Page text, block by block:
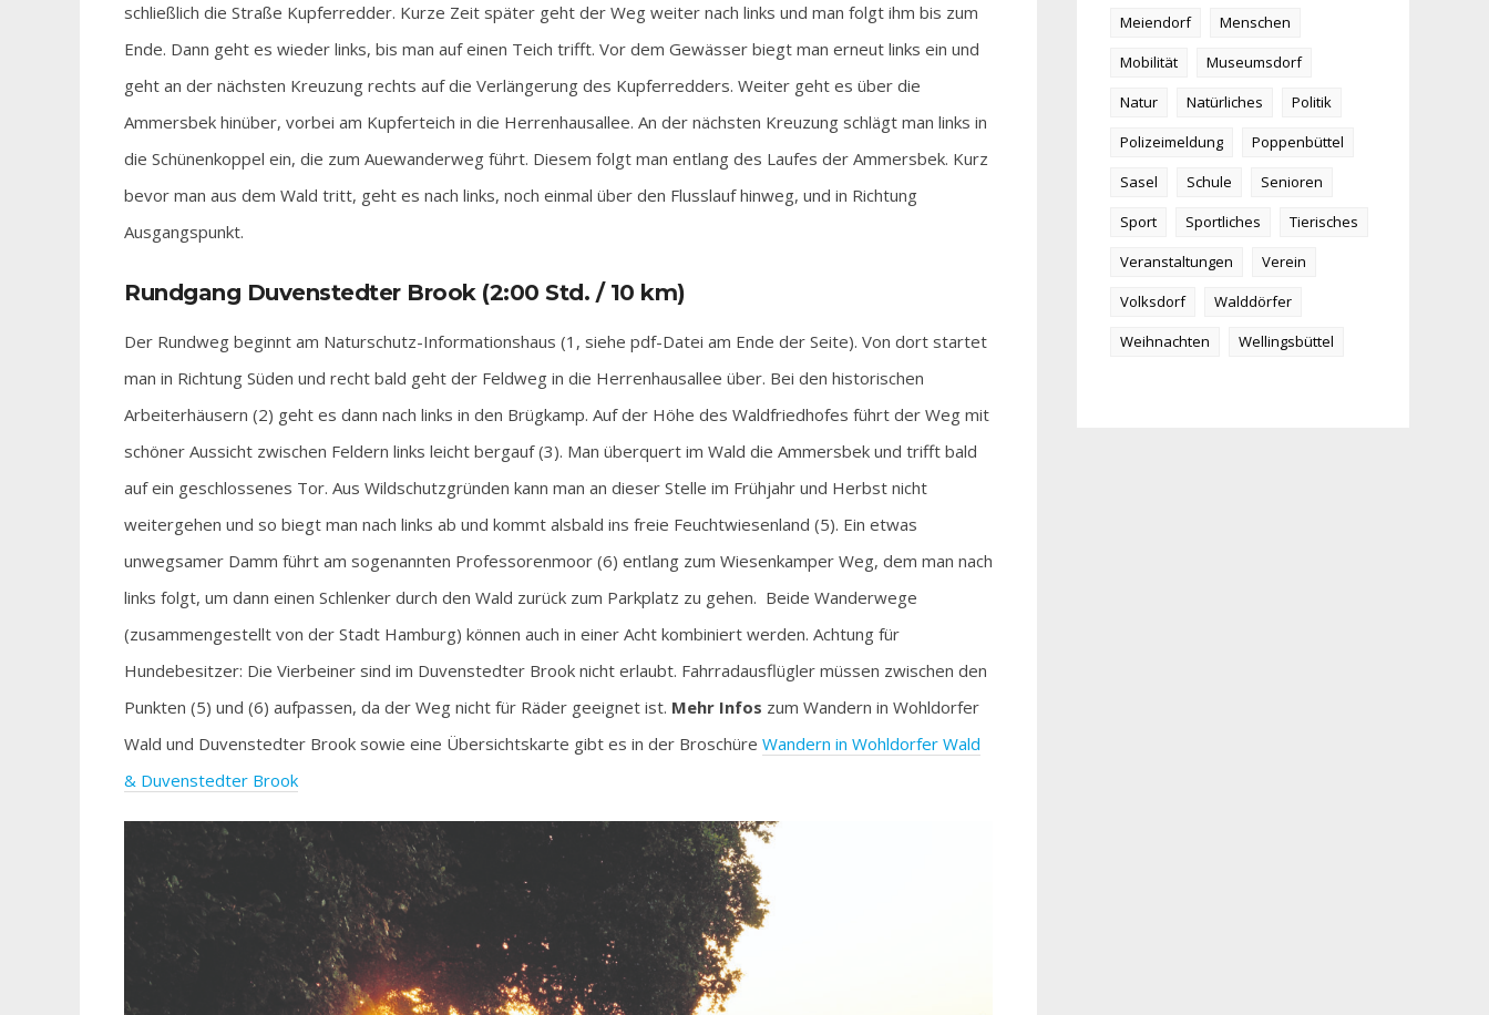
schließlich die Straße Kupferredder. Kurze Zeit später geht der Weg weiter nach links und man folgt ihm bis zum
Ende. Dann geht es wieder links, bis man auf einen Teich trifft. Vor dem Gewässer biegt man erneut links ein und
geht an der nächsten Kreuzung rechts auf die Verlängerung des Kupferredders. Weiter geht es über die
Ammersbek hinüber, vorbei am Kupferteich in die Herrenhausallee. An der nächsten Kreuzung schlägt man links in
die Schünenkoppel ein, die zum Auewanderweg führt. Diesem folgt man entlang des Laufes der Ammersbek. Kurz
bevor man aus dem Wald tritt, geht es nach links, noch einmal über den Flusslauf hinweg, und in Richtung
Ausgangspunkt.
Rundgang Duvenstedter Brook (2:00 Std. / 10 km)
Der Rundweg beginnt am Naturschutz-Informationshaus (1, siehe pdf-Datei am Ende der Seite). Von dort startet
man in Richtung Süden und recht bald geht der Feldweg in die Herrenhausallee über. Bei den historischen
Arbeiterhäusern (2) geht es dann nach links in den Brügkamp. Auf der Höhe des Waldfriedhofes führt der Weg mit
schöner Aussicht zwischen Feldern links leicht bergauf (3). Man überquert im Wald die Ammersbek und trifft bald
auf ein geschlossenes Tor. Aus Wildschutzgründen kann man an dieser Stelle im Frühjahr und Herbst nicht
weitergehen und so biegt man nach links ab und kommt alsbald ins freie Feuchtwiesenland (5). Ein etwas
unwegsamer Damm führt am sogenannten Professorenmoor (6) entlang zum Wiesenkamper Weg, dem man nach
links folgt, um dann einen Schlenker durch den Wald zurück zum Parkplatz zu gehen. Beide Wanderwege
(zusammengestellt von der Stadt Hamburg) können auch in einer Acht kombiniert werden. Achtung für
Hundebesitzer: Die Vierbeiner sind im Duvenstedter Brook nicht erlaubt. Fahrradausflügler müssen zwischen den
Punkten (5) und (6) aufpassen, da der Weg nicht für Räder geeignet ist. Mehr Infos zum Wandern in Wohldorfer
Wald und Duvenstedter Brook sowie eine Übersichtskarte gibt es in der Broschüre Wandern in Wohldorfer Wald
& Duvenstedter Brook
Meiendorf
Menschen
Mobilität
Museumsdorf
Natur
Natürliches
Politik
Polizeimeldung
Poppenbüttel
Sasel
Schule
Senioren
Sport
Sportliches
Tierisches
Veranstaltungen
Verein
Volksdorf
Walddörfer
Weihnachten
Wellingsbüttel